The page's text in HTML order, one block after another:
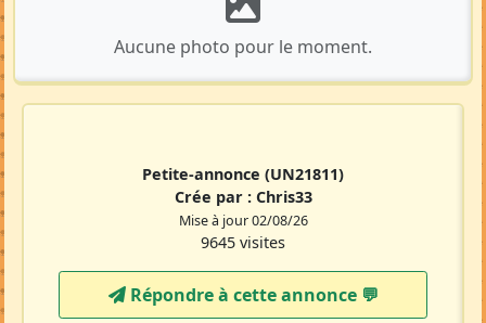
Aucune photo pour le moment.
Petite-annonce (UN21811)
Crée par : Chris33
Mise à jour 02/08/26
9645 visites
Répondre à cette annonce 💬​